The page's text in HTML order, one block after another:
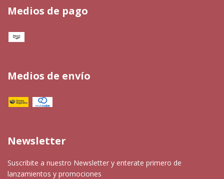
Medios de pago
Medios de envío
Newsletter
Suscribite a nuestro Newsletter y enterate primero de
lanzamientos y promociones